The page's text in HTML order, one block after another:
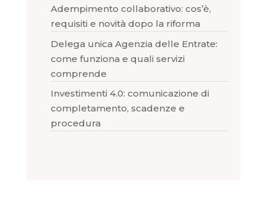
Adempimento collaborativo: cos’è,
requisiti e novità dopo la riforma
Delega unica Agenzia delle Entrate:
come funziona e quali servizi
comprende
Investimenti 4.0: comunicazione di
completamento, scadenze e
procedura